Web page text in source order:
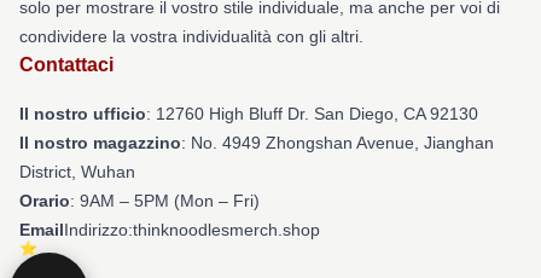
solo per mostrare il vostro stile individuale, ma anche per voi di
condividere la vostra individualità con gli altri.
Contattaci
Il nostro ufficio: 12760 High Bluff Dr. San Diego, CA 92130
Il nostro magazzino: No. 4949 Zhongshan Avenue, Jianghan
District, Wuhan
Orario: 9AM – 5PM (Mon – Fri)
EmailIndirizzo:thinknoodlesmerch.shop